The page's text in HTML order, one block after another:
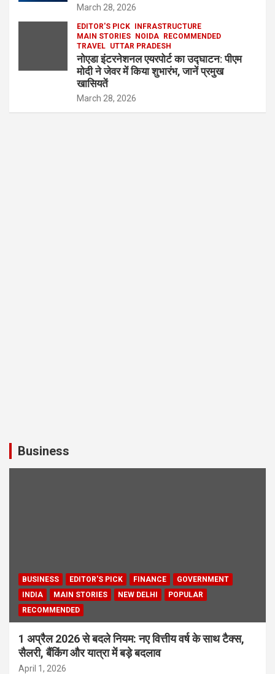
March 28, 2026
EDITOR'S PICK
INFRASTRUCTURE
MAIN STORIES
NOIDA
RECOMMENDED
TRAVEL UTTAR PRADESH
नोएडा इंटरनेशनल एयरपोर्ट का उद्घाटन: पीएम
मोदी ने जेवर में किया शुभारंभ, जानें प्रमुख
खासियतें
March 28, 2026
Business
BUSINESS EDITOR'S PICK FINANCE
GOVERNMENT
INDIA
MAIN STORIES NEW DELHI
POPULAR
RECOMMENDED
1 अप्रैल 2026 से बदले नियम: नए वित्तीय वर्ष के साथ टैक्स,
सैलरी, बैंकिंग और यात्रा में बड़े बदलाव
April 1, 2026